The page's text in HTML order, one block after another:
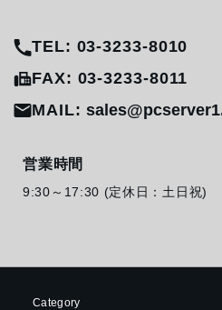
TEL: 03-3233-8010
FAX: 03-3233-8011
MAIL:
営業時間
9:30～17:30 (定休日：土日祝)
Category